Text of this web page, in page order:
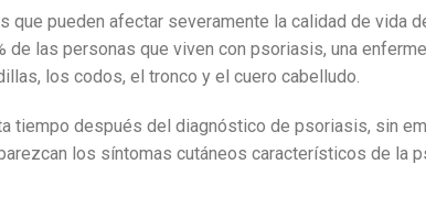
pueden afectar severamente la calidad de vida
de las personas que viven con psoriasis, una
los codos, el tronco y el cuero cabelludo.
tiempo después del diagnóstico de psoriasis, sin
los síntomas cutáneos característicos de la